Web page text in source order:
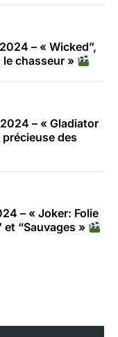
– « Wicked”,
le chasseur »
– « Gladiator
précieuse des
– « Joker: Folie
et “Sauvages »